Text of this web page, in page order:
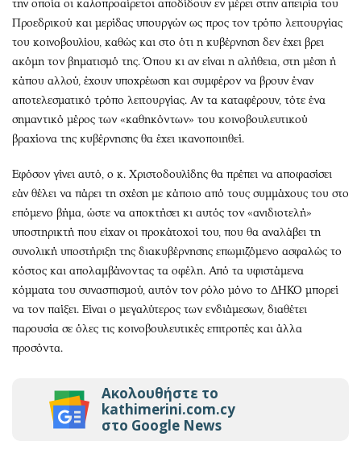
την οποία οι καλοπροαίρετοι αποδίδουν εν μέρει στην απειρία του
Προεδρικού και μερίδας υπουργών ως προς τον τρόπο λειτουργίας
του κοινοβουλίου, καθώς και στο ότι η κυβέρνηση δεν έχει βρει
ακόμη τον βηματισμό της. Όπου κι αν είναι η αλήθεια, στη μέση ή
κάπου αλλού, έχουν υποχρέωση και συμφέρον να βρουν έναν
αποτελεσματικό τρόπο λειτουργίας. Αν τα καταφέρουν, τότε ένα
σημαντικό μέρος των «καθηκόντων» του κοινοβουλευτικού
βραχίονα της κυβέρνησης θα έχει ικανοποιηθεί.
Εφόσον γίνει αυτό, ο κ. Χριστοδουλίδης θα πρέπει να αποφασίσει
εάν θέλει να πάρει τη σχέση με κάποιο από τους συμμάχους του στο
επόμενο βήμα, ώστε να αποκτήσει κι αυτός τον «ανιδιοτελή»
υποστηρικτή που είχαν οι προκάτοχοί του, που θα αναλάβει τη
συνολική υποστήριξη της διακυβέρνησης επωμιζόμενο ασφαλώς το
κόστος και απολαμβάνοντας τα οφέλη. Από τα υφιστάμενα
κόμματα του συνασπισμού, αυτόν τον ρόλο μόνο το ΔΗΚΟ μπορεί
να τον παίξει. Είναι ο μεγαλύτερος των ενδιάμεσων, διαθέτει
παρουσία σε όλες τις κοινοβουλευτικές επιτροπές και άλλα
προσόντα.
Ακολουθήστε το
kathimerini.com.cy
στο Google News